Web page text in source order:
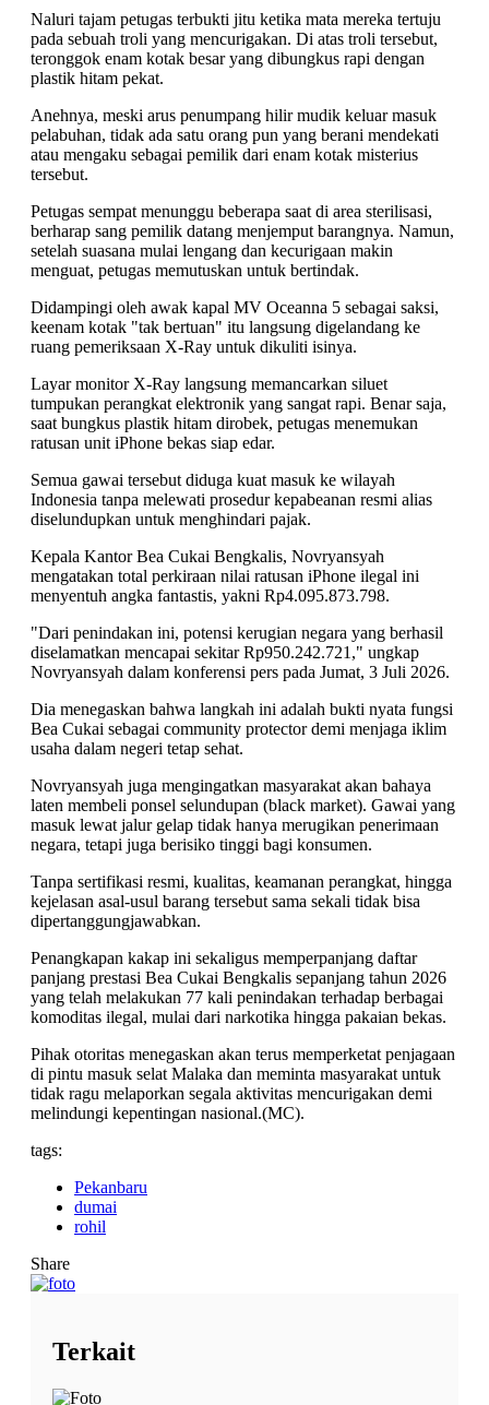
Naluri tajam petugas terbukti jitu ketika mata mereka tertuju
pada sebuah troli yang mencurigakan. Di atas troli tersebut,
teronggok enam kotak besar yang dibungkus rapi dengan
plastik hitam pekat.
Anehnya, meski arus penumpang hilir mudik keluar masuk
pelabuhan, tidak ada satu orang pun yang berani mendekati
atau mengaku sebagai pemilik dari enam kotak misterius
tersebut.
Petugas sempat menunggu beberapa saat di area sterilisasi,
berharap sang pemilik datang menjemput barangnya. Namun,
setelah suasana mulai lengang dan kecurigaan makin
menguat, petugas memutuskan untuk bertindak.
Didampingi oleh awak kapal MV Oceanna 5 sebagai saksi,
keenam kotak "tak bertuan" itu langsung digelandang ke
ruang pemeriksaan X-Ray untuk dikuliti isinya.
Layar monitor X-Ray langsung memancarkan siluet
tumpukan perangkat elektronik yang sangat rapi. Benar saja,
saat bungkus plastik hitam dirobek, petugas menemukan
ratusan unit iPhone bekas siap edar.
Semua gawai tersebut diduga kuat masuk ke wilayah
Indonesia tanpa melewati prosedur kepabeanan resmi alias
diselundupkan untuk menghindari pajak.
Kepala Kantor Bea Cukai Bengkalis, Novryansyah
mengatakan total perkiraan nilai ratusan iPhone ilegal ini
menyentuh angka fantastis, yakni Rp4.095.873.798.
"Dari penindakan ini, potensi kerugian negara yang berhasil
diselamatkan mencapai sekitar Rp950.242.721," ungkap
Novryansyah dalam konferensi pers pada Jumat, 3 Juli 2026.
Dia menegaskan bahwa langkah ini adalah bukti nyata fungsi
Bea Cukai sebagai community protector demi menjaga iklim
usaha dalam negeri tetap sehat.
Novryansyah juga mengingatkan masyarakat akan bahaya
laten membeli ponsel selundupan (black market). Gawai yang
masuk lewat jalur gelap tidak hanya merugikan penerimaan
negara, tetapi juga berisiko tinggi bagi konsumen.
Tanpa sertifikasi resmi, kualitas, keamanan perangkat, hingga
kejelasan asal-usul barang tersebut sama sekali tidak bisa
dipertanggungjawabkan.
Penangkapan kakap ini sekaligus memperpanjang daftar
panjang prestasi Bea Cukai Bengkalis sepanjang tahun 2026
yang telah melakukan 77 kali penindakan terhadap berbagai
komoditas ilegal, mulai dari narkotika hingga pakaian bekas.
Pihak otoritas menegaskan akan terus memperketat penjagaan
di pintu masuk selat Malaka dan meminta masyarakat untuk
tidak ragu melaporkan segala aktivitas mencurigakan demi
melindungi kepentingan nasional.(MC).
tags:
Pekanbaru
dumai
rohil
Share
Terkait